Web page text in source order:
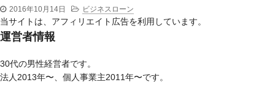
2016年10月14日 ビジネスローン
当サイトは、アフィリエイト広告を利用しています。
運営者情報
30代の男性経営者です。
法人2013年〜、個人事業主2011年〜です。